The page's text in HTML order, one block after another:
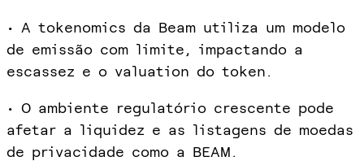
• A tokenomics da Beam utiliza um modelo
de emissão com limite, impactando a
escassez e o valuation do token.
• O ambiente regulatório crescente pode
afetar a liquidez e as listagens de moedas
de privacidade como a BEAM.